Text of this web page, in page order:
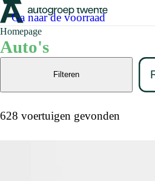
Homepage
Auto's
Ga naar de voorraad
628 voertuigen gevonden
Filteren